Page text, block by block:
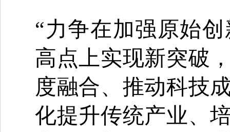
“力争在加强原始
高点上实现新突破
度融合、推动科技
化提升传统产业、